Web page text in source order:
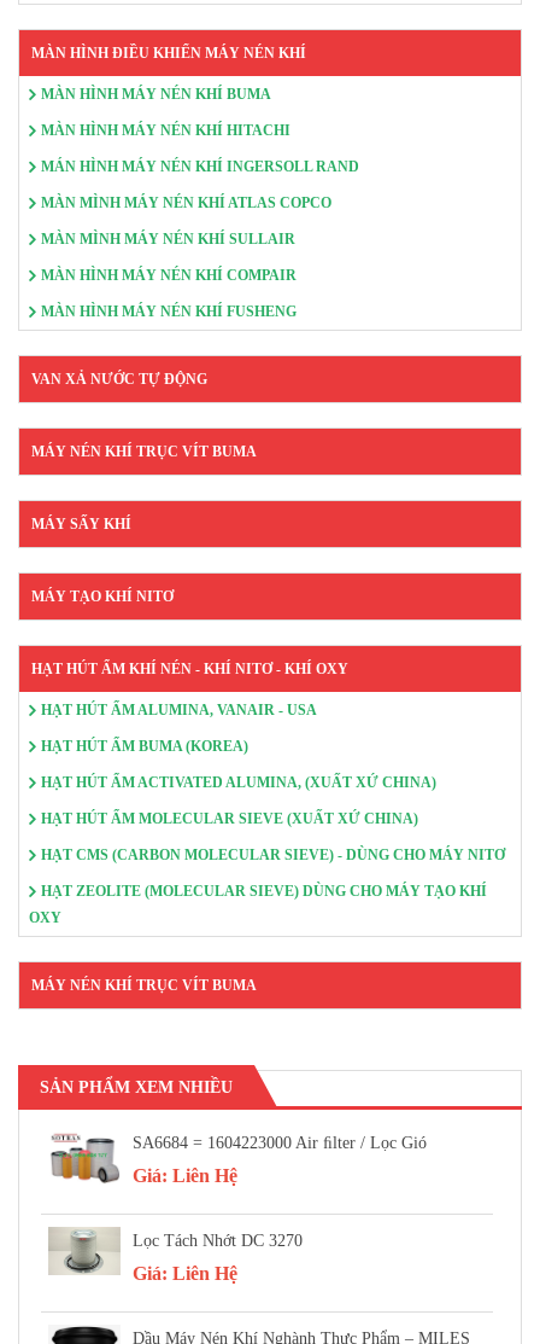
MÀN HÌNH ĐIỀU KHIỂN MÁY NÉN KHÍ
MÀN HÌNH MÁY NÉN KHÍ BUMA
MÀN HÌNH MÁY NÉN KHÍ HITACHI
MÁN HÌNH MÁY NÉN KHÍ INGERSOLL RAND
MÀN MÌNH MÁY NÉN KHÍ ATLAS COPCO
MÀN MÌNH MÁY NÉN KHÍ SULLAIR
MÀN HÌNH MÁY NÉN KHÍ COMPAIR
MÀN HÌNH MÁY NÉN KHÍ FUSHENG
VAN XẢ NƯỚC TỰ ĐỘNG
MÁY NÉN KHÍ TRỤC VÍT BUMA
MÁY SẤY KHÍ
MÁY TẠO KHÍ NITƠ
HẠT HÚT ẨM KHÍ NÉN - KHÍ NITƠ - KHÍ OXY
HẠT HÚT ẨM ALUMINA, VANAIR - USA
HẠT HÚT ẨM BUMA (KOREA)
HẠT HÚT ẨM ACTIVATED ALUMINA, (XUẤT XỨ CHINA)
HẠT HÚT ẨM MOLECULAR SIEVE (XUẤT XỨ CHINA)
HẠT CMS (CARBON MOLECULAR SIEVE) - DÙNG CHO MÁY NITƠ
HẠT ZEOLITE (MOLECULAR SIEVE) DÙNG CHO MÁY TẠO KHÍ
OXY
MÁY NÉN KHÍ TRỤC VÍT BUMA
SẢN PHẨM XEM NHIỀU
SA6684 = 1604223000 Air FIlter / Lọc Gió
Giá: Liên Hệ
Lọc Tách Nhớt DC 3270
Giá: Liên Hệ
Dầu Máy Nén Khí Nghành Thực Phẩm – MILES